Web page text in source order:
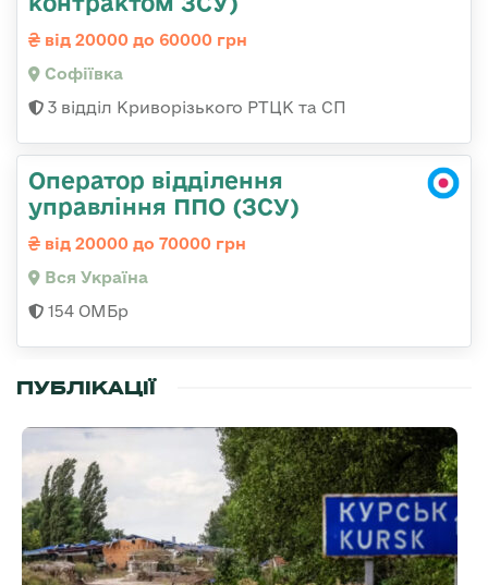
від 20000 до 60000 грн
Софіївка
3 відділ Криворізького РТЦК та СП
Оператор відділення
управління ППО (ЗСУ)
від 20000 до 70000 грн
Вся Україна
154 ОМБр
ПУБЛІКАЦІЇ